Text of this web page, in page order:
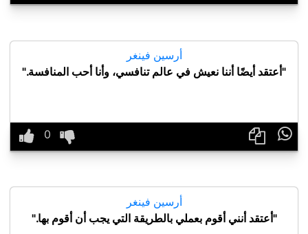
أرسين فينغر
"أعتقد أيضًا أننا نعيش في عالم تنافسي، وأنا أحب المنافسة."

أرسين فينغر
"أعتقد أنني أقوم بعملي بالطريقة التي يجب أن أقوم بها."